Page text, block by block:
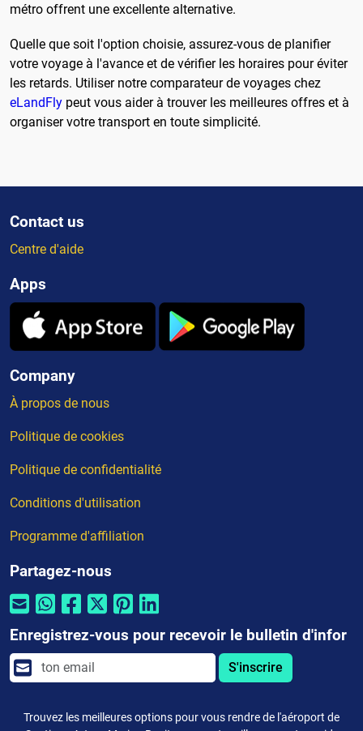
métro offrent une excellente alternative.
Quelle que soit l'option choisie, assurez-vous de planifier
votre voyage à l'avance et de vérifier les horaires pour éviter
les retards. Utiliser notre comparateur de voyages chez
eLandFly peut vous aider à trouver les meilleures offres et à
organiser votre transport en toute simplicité.
Contact us
Centre d'aide
Apps
Company
À propos de nous
Politique de cookies
Politique de confidentialité
Conditions d'utilisation
Programme d'affiliation
Partagez-nous
Enregistrez-vous pour recevoir le bulletin d'infor
S'inscrire
Trouvez les meilleures options pour vous rendre de l'aéroport de